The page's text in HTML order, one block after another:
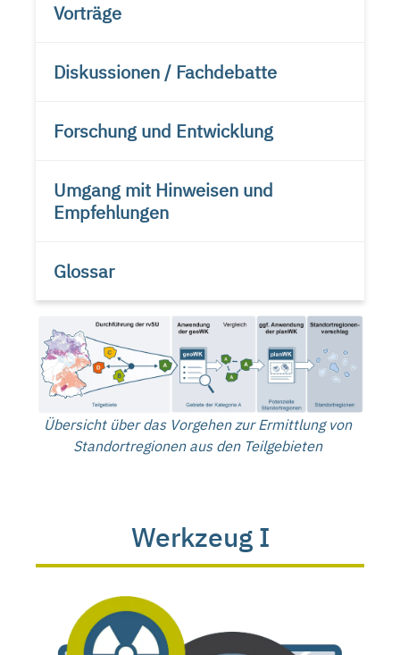
Vorträge
Diskussionen / Fachdebatte
Forschung und Entwicklung
Umgang mit Hinweisen und
Empfehlungen
Glossar
Übersicht über das Vorgehen zur Ermittlung von
Standortregionen aus den Teilgebieten
Werkzeug I